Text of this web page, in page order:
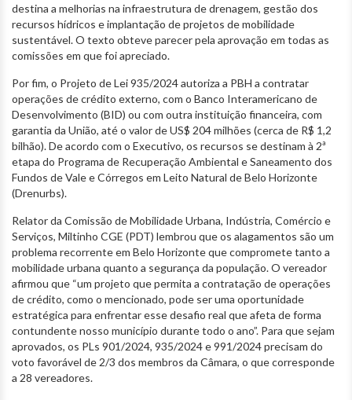
destina a melhorias na infraestrutura de drenagem, gestão dos
recursos hídricos e implantação de projetos de mobilidade
sustentável. O texto obteve parecer pela aprovação em todas as
comissões em que foi apreciado.
Por fim, o Projeto de Lei 935/2024 autoriza a PBH a contratar
operações de crédito externo, com o Banco Interamericano de
Desenvolvimento (BID) ou com outra instituição financeira, com
garantia da União, até o valor de US$ 204 milhões (cerca de R$ 1,2
bilhão). De acordo com o Executivo, os recursos se destinam à 2ª
etapa do Programa de Recuperação Ambiental e Saneamento dos
Fundos de Vale e Córregos em Leito Natural de Belo Horizonte
(Drenurbs).
Relator da Comissão de Mobilidade Urbana, Indústria, Comércio e
Serviços, Miltinho CGE (PDT) lembrou que os alagamentos são um
problema recorrente em Belo Horizonte que compromete tanto a
mobilidade urbana quanto a segurança da população. O vereador
afirmou que “um projeto que permita a contratação de operações
de crédito, como o mencionado, pode ser uma oportunidade
estratégica para enfrentar esse desafio real que afeta de forma
contundente nosso município durante todo o ano”. Para que sejam
aprovados, os PLs 901/2024, 935/2024 e 991/2024 precisam do
voto favorável de 2/3 dos membros da Câmara, o que corresponde
a 28 vereadores.